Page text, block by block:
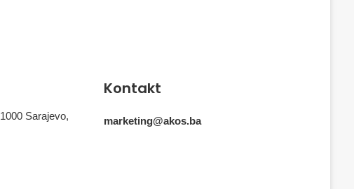
Sarajevo,
Kontakt
marketing@akos.ba